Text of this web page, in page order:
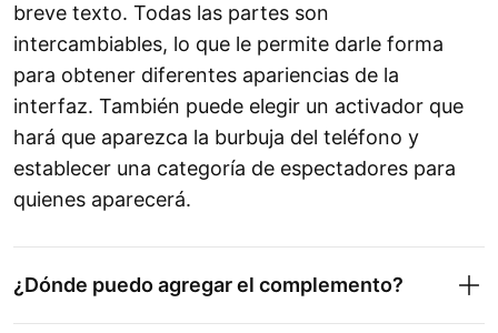
breve texto. Todas las partes son
intercambiables, lo que le permite darle forma
para obtener diferentes apariencias de la
interfaz. También puede elegir un activador que
hará que aparezca la burbuja del teléfono y
establecer una categoría de espectadores para
quienes aparecerá.
¿Dónde puedo agregar el complemento?